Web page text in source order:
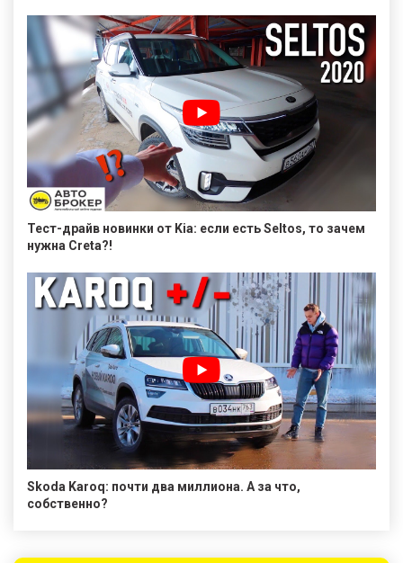
Тест-драйв новинки от Kia: если есть Seltos, то зачем
нужна Creta?!
Skoda Karoq: почти два миллиона. А за что,
собственно?